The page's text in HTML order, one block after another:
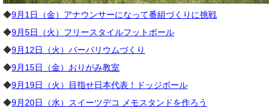
◆9月1日（金）アナウンサーになって番組づくりに挑戦
◆9月5日（火）フリースタイルフットボール
◆9月12日（火）バーバリウムづくり
◆9月15日（金）おりがみ教室
◆9月19日（火）目指せ日本代表！ドッジボール
◆9月20日（水）スイーツデコ メモスタンドを作ろう